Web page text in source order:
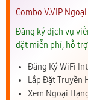
Combo V.VIP
Đăng ký dịch vụ
đặt miễn phí, hỗ
Đăng Ký WiFi
Lắp Đặt Truyền
Xem Ngoại